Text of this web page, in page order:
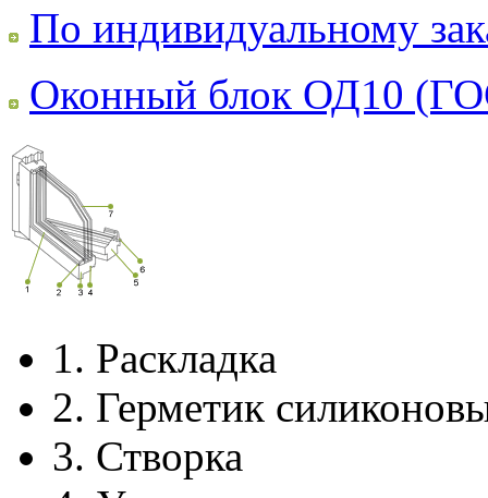
По индивидуальному
Оконный блок ОД10
1. Раскладка
2. Герметик
3. Створка